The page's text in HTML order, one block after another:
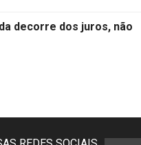
decorre dos juros, não